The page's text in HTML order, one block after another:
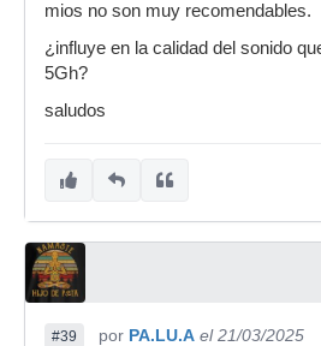
mios no son muy recomendables.
¿influye en la calidad del sonido
5Gh?
saludos
#39 por PA.LU.A el 21/03/2025